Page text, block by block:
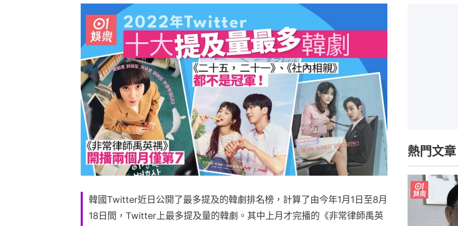
韓國Twitter近日公開了最多提及的韓劇排名榜，計算了由今年1月1日至8月
18日間，Twitter上最多提及量的韓劇。其中上月才完播的《非常律師禹英
熱門文章